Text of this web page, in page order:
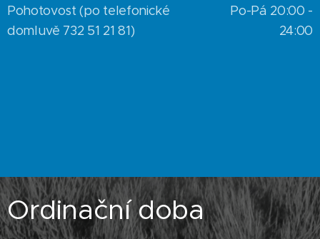
Pohotovost (po telefonické
domluvě 732 51 21 81)
Po-Pá 20:00 -
24:00
Ordinační doba